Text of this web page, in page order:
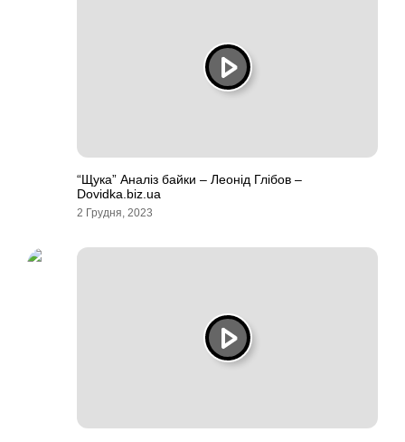
“Щука” Аналіз байки – Леонід Глібов –
Dovidka.biz.ua
2 Грудня, 2023